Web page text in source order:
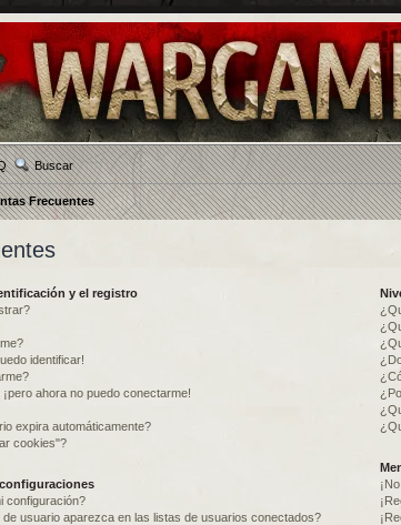
Buscar
Frecuentes
y el registro
identificar!
ahora no puedo conectarme!
expira automáticamente?
cookies"?
configuración?
usuario aparezca en las listas de usuarios conectados?